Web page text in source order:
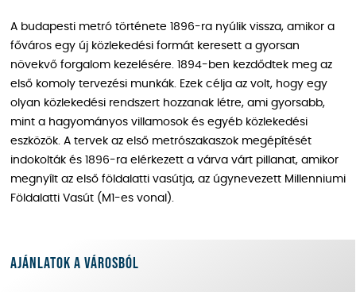
A budapesti metró története 1896-ra nyúlik vissza, amikor a
főváros egy új közlekedési formát keresett a gyorsan
növekvő forgalom kezelésére. 1894-ben kezdődtek meg az
első komoly tervezési munkák. Ezek célja az volt, hogy egy
olyan közlekedési rendszert hozzanak létre, ami gyorsabb,
mint a hagyományos villamosok és egyéb közlekedési
eszközök. A tervek az első metrószakaszok megépítését
indokolták és 1896-ra elérkezett a várva várt pillanat, amikor
megnyílt az első földalatti vasútja, az úgynevezett Millenniumi
Földalatti Vasút (M1-es vonal).
Ajánlatok a városból